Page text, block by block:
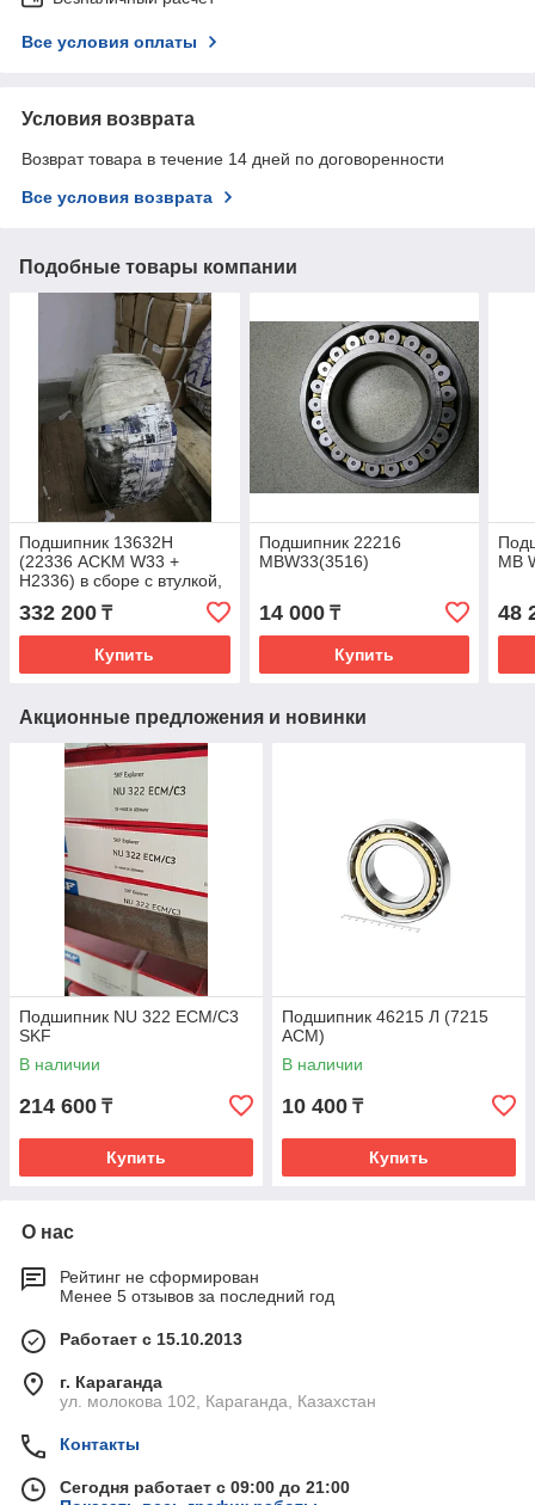
Все условия оплаты
Условия возврата
Возврат товара в течение 14 дней по договоренности
Все условия возврата
Подобные товары компании
Подшипник 13632Н
(22336 ACKM W33 +
Н2336) в сборе с втулкой,
гайкой, стопорным
кольцом
332 200 ₸
Купить
Подшипник 22216
MBW33(3516)
14 000₸
Купить
MB
48
Акционные предложения и новинки
Подшипник NU 322 ECM/C3
SKF
В наличии
214 600 ₸
Купить
Подшипник 46215 Л (7215
ACM)
В наличии
10 400 ₸
Купить
О нас
Рейтинг не сформирован
Менее 5 отзывов за последний год
Работает с 15.10.2013
г. Караганда
ул. молокова 102, Караганда, Казахстан
Контакты
Сегодня работает с 09:00 до 21:00